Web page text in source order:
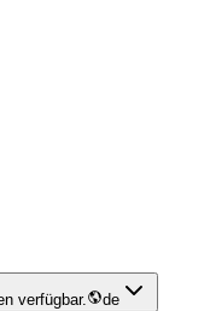
verfügbar. de